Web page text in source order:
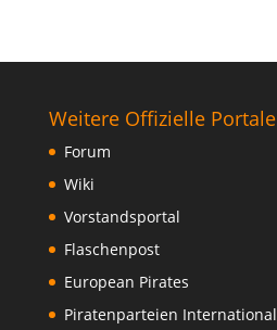
Weitere Offizielle Portale
Forum
Wiki
Vorstandsportal
Flaschenpost
European Pirates
Piratenparteien International